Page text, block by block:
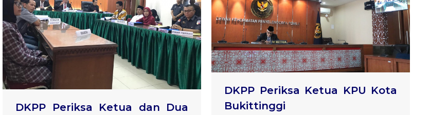
DKPP Periksa Ketua dan Dua
DKPP Periksa Ketua KPU Kota
Bukittinggi